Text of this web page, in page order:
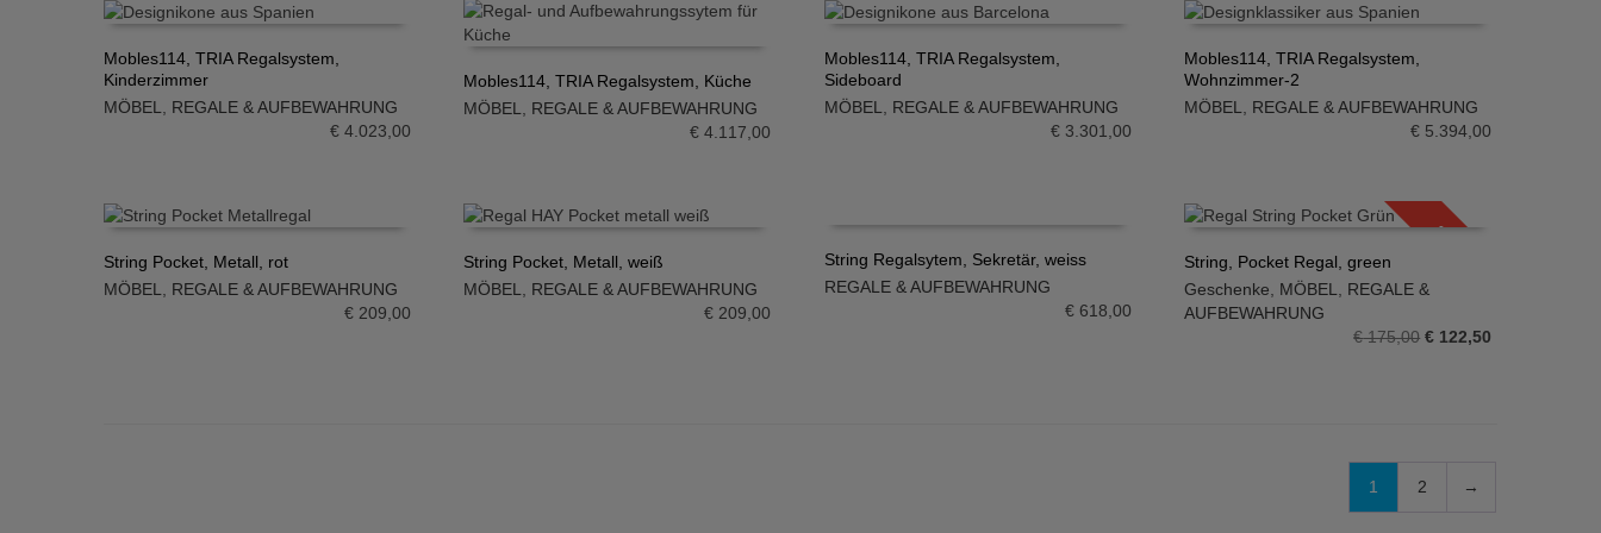
IN DEN WARENKORB
Mobles114, TRIA Regalsystem,
Kinderzimmer
MÖBEL
REGALE & AUFBEWAHRUNG
€4.023,00
IN DEN WARENKORB
Mobles114, TRIA Regalsystem, Küche
MÖBEL
REGALE & AUFBEWAHRUNG
€ 4.117,00
IN DEN WARENKORB
Mobles114, TRIA Regalsystem,
Sideboard
MÖBEL
REGALE & AUFBEWAHRUNG
€3.301,00
IN DEN WARENKORB
Mobles114, TRIA Regalsystem,
Wohnzimmer-2
MÖBEL
REGALE & AUFBEWAHRUNG
€ 5.394,00
IN DEN WARENKORB
String Pocket, Metall, rot
MÖBEL
REGALE & AUFBEWAHRUNG
€209,00
IN DEN WARENKORB
String Pocket, Metall, weiß
MÖBEL
REGALE & AUFBEWAHRUNG
€ 209,00
IN DEN WARENKORB
String Regalsytem, Sekretär, weiss
REGALE & AUFBEWAHRUNG
€618,00
SALE!
IN DEN WARENKORB
String, Pocket Regal, green
Geschenke
MÖBEL
REGALE &
AUFBEWAHRUNG
€175,00 Ursprünglicher
€ 122,50
1 2 →